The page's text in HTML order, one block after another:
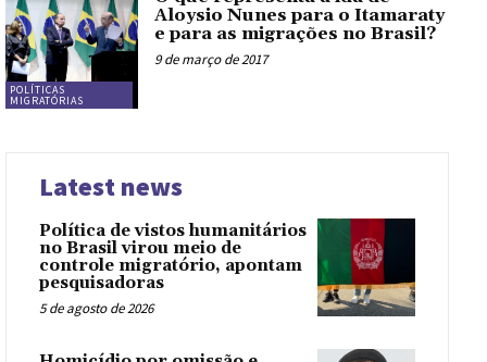
POLÍTICAS
MIGRATÓRIAS
Aloysio Nunes para o Itamaraty
e para as migrações no Brasil?
9 de março de 2017
Latest news
Política de vistos humanitários
no Brasil virou meio de
controle migratório, apontam
pesquisadoras
5 de agosto de 2026